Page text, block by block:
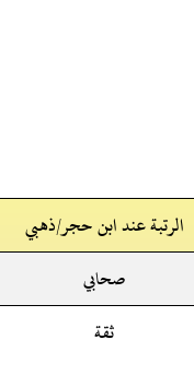
الرتبة عند ابن حجر/ذهبي
صحابي
ثقة